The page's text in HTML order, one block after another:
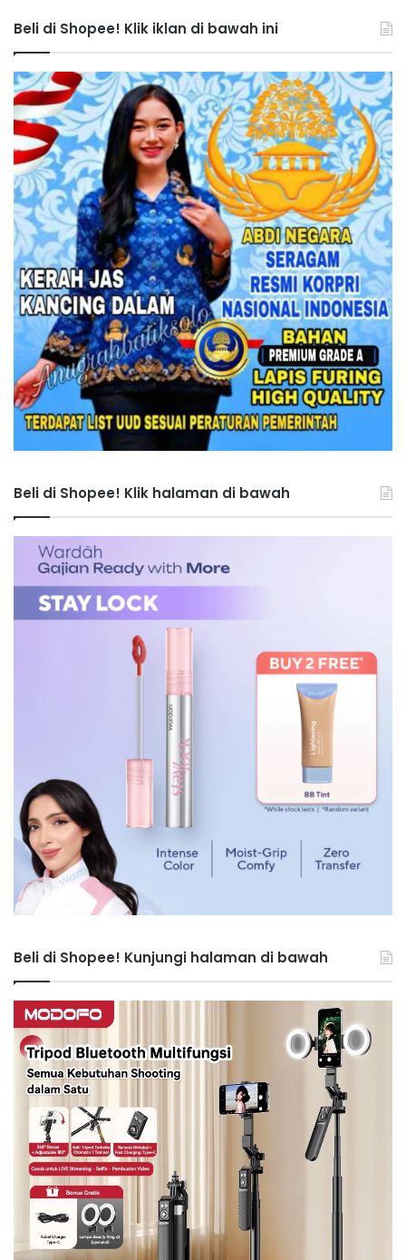
Beli di Shopee! Klik iklan di bawah ini
Beli di Shopee! Klik halaman di bawah
Beli di Shopee! Kunjungi halaman di bawah